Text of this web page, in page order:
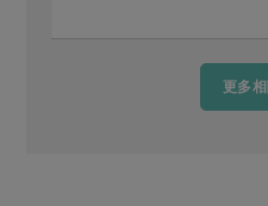
陳佳容副司長
更多